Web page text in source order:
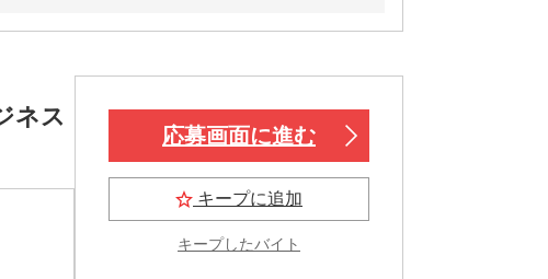
ネス
応募画面に進む
キープに追加
キープしたバイト